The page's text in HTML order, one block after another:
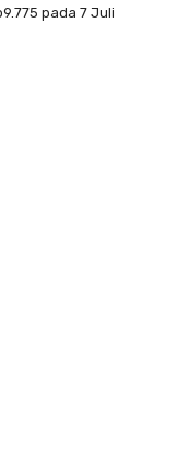
pada 7 Juli